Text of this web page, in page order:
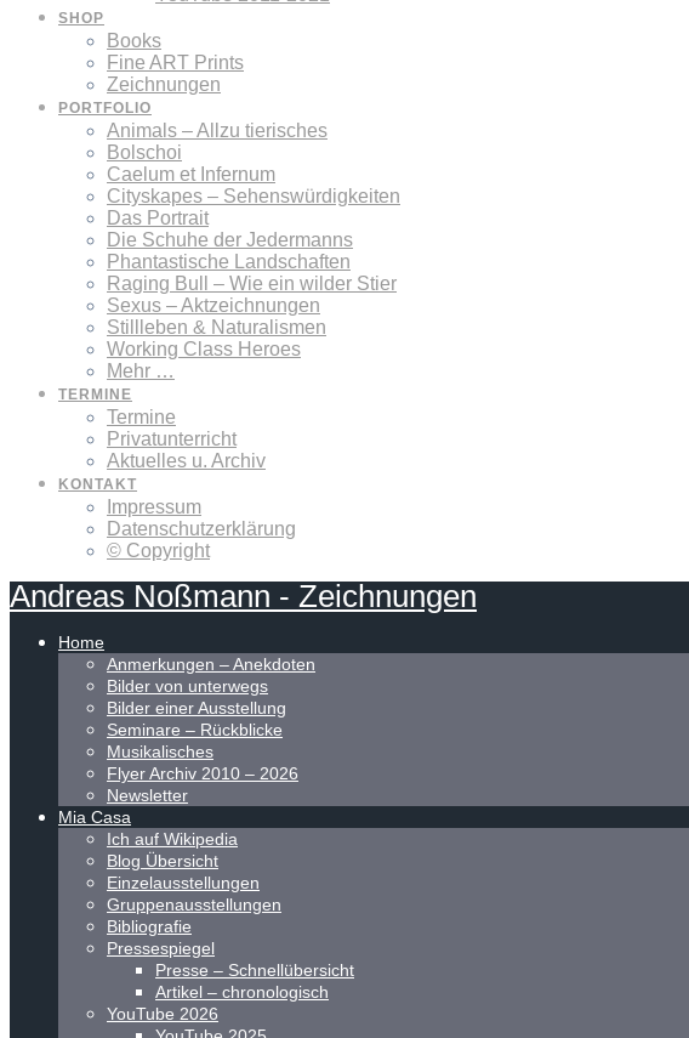
SHOP
Books
Fine ART Prints
Zeichnungen
PORTFOLIO
Animals – Allzu tierisches
Bolschoi
Caelum et Infernum
Cityskapes – Sehenswürdigkeiten
Das Portrait
Die Schuhe der Jedermanns
Phantastische Landschaften
Raging Bull – Wie ein wilder Stier
Sexus – Aktzeichnungen
Stillleben & Naturalismen
Working Class Heroes
Mehr …
TERMINE
Termine
Privatunterricht
Aktuelles u. Archiv
KONTAKT
Impressum
Datenschutzerklärung
© Copyright
Andreas Noßmann - Zeichnungen
Home
Anmerkungen – Anekdoten
Bilder von unterwegs
Bilder einer Ausstellung
Seminare – Rückblicke
Musikalisches
Flyer Archiv 2010 – 2026
Newsletter
Mia Casa
Ich auf Wikipedia
Blog Übersicht
Einzelausstellungen
Gruppenausstellungen
Bibliografie
Pressespiegel
Presse – Schnellübersicht
Artikel – chronologisch
YouTube 2026